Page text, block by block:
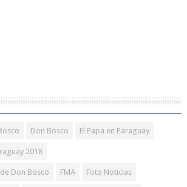
Don Bosco El Papa en Paraguay
2018
Don Bosco FMA Foto Noticias